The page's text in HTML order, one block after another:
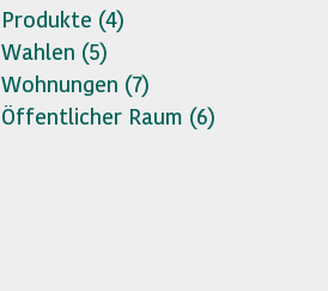
Produkte (4)
Wahlen (5)
Wohnungen (7)
Öffentlicher Raum (6)